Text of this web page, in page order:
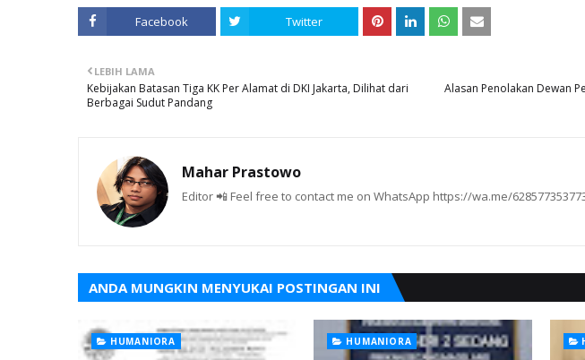
Facebook Twitter
Alasan Penolakan Dewan
LEBIH LAMA
Kebijakan Batasan Tiga KK Per Alamat di DKI Jakarta, Dilihat dari
Berbagai Sudut Pandang
Mahar Prastowo
Editor 📲 Feel free to contact me on WhatsApp https://wa.me/
ANDA MUNGKIN MENYUKAI POSTINGAN INI
HUMANIORA HUMANIORA